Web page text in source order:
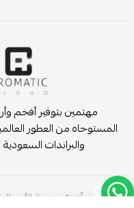
مهتمين بتوفير أفخم
المستوحاه من العطور
والبراندات
موثّق في منصة الأعمال